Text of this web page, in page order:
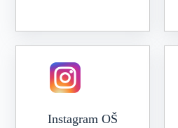
Instagram OŠ